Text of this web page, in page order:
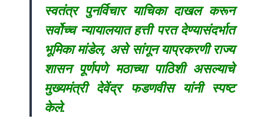
स्वतंत्र पुनर्विचार याचिका दाखल करून
सर्वोच्च न्यायालयात हत्ती परत देण्यासंदर्भात
भूमिका मांडेल, असे सांगून याप्रकरणी राज्य
शासन पूर्णपणे मठाच्या पाठिशी असल्याचे
मुख्यमंत्री देवेंद्र फडणवीस यांनी स्पष्ट
केले.